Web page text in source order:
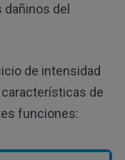
del
de intensidad
de
funciones: